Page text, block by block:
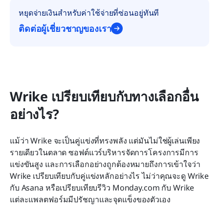
หยุดจ่ายเงินสำหรับค่าใช้จ่ายที่ซ่อนอยู่ทันที
ติดต่อผู้เชี่ยวชาญของเรา
Wrike เปรียบเทียบกับทางเลือกอื่น
อย่างไร?
แม้ว่า Wrike จะเป็นคู่แข่งที่ทรงพลัง แต่มันไม่ใช่ผู้เล่นเพียง
รายเดียวในตลาด ซอฟต์แวร์บริหารจัดการโครงการมีการ
แข่งขันสูง และการเลือกอย่างถูกต้องหมายถึงการเข้าใจว่า
Wrike เปรียบเทียบกับคู่แข่งหลักอย่างไร ไม่ว่าคุณจะดู Wrike
กับ Asana หรือเปรียบเทียบรีวิว Monday.com กับ Wrike
แต่ละแพลตฟอร์มมีปรัชญาและจุดแข็งของตัวเอง